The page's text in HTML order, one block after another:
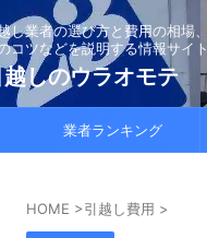
し業者の選び方と費用の相場
コツなどを説明する情報サイ
しのウラオモテ
業者ランキング
HOME >引越し費用 >